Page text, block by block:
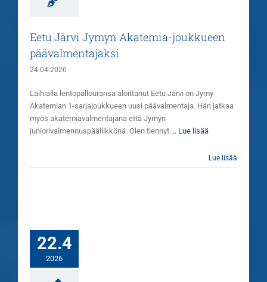
Eetu Järvi Jymyn Akatemia-joukkueen
päävalmentajaksi
24.04.2026
Laihialla lentopallouransa aloittanut Eetu Järvi on Jymy
Akatemian 1-sarjajoukkueen uusi päävalmentaja. Hän jatkaa
myös akatemiavalmentajana että Jymyn
juniorivalmennuspäällikkönä. Olen tiennyt ... Lue lisää
Lue lisää
22.4
2026